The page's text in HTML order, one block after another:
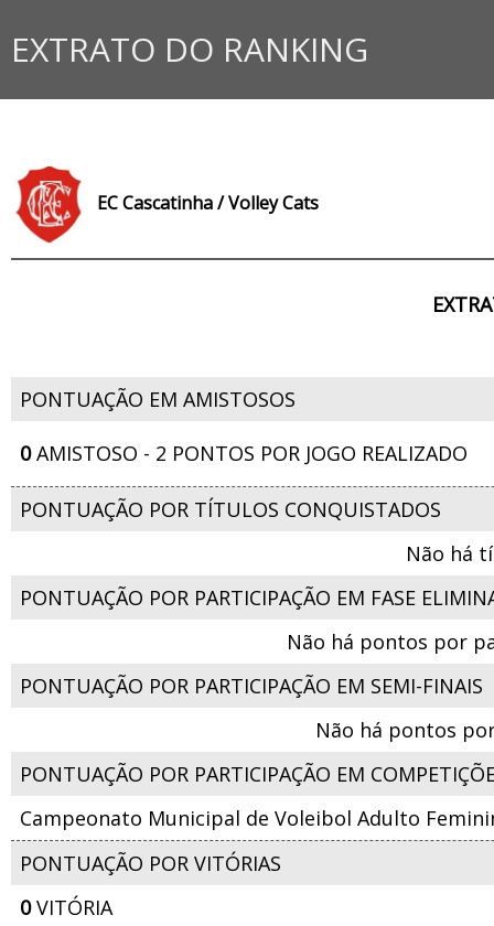
EXTRATO DO RANKING
EC Cascatinha / Volley Cats
PONTUAÇÃO EM AMISTOSOS
0AMISTOSO - 2 PONTOS POR JOGO REALIZADO
PONTUAÇÃO POR TÍTULOS CONQUISTADOS
Não há
PONTUAÇÃO POR PARTICIPAÇÃO EM FASE
Não há pontos por
PONTUAÇÃO POR PARTICIPAÇÃO EM SEMI-FINAIS
Não há pontos
PONTUAÇÃO POR PARTICIPAÇÃO EM
Campeonato Municipal de Voleibol Adulto
PONTUAÇÃO POR VITÓRIAS
0VITÓRIA